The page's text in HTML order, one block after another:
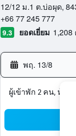
12/12 ม.1 ต.บ่อผุด,
+66 77 245 777
9.3 ยอดเยี่ยม
พฤ. 13/8
ผู้เข้าพัก 2 คน, ห้องพั